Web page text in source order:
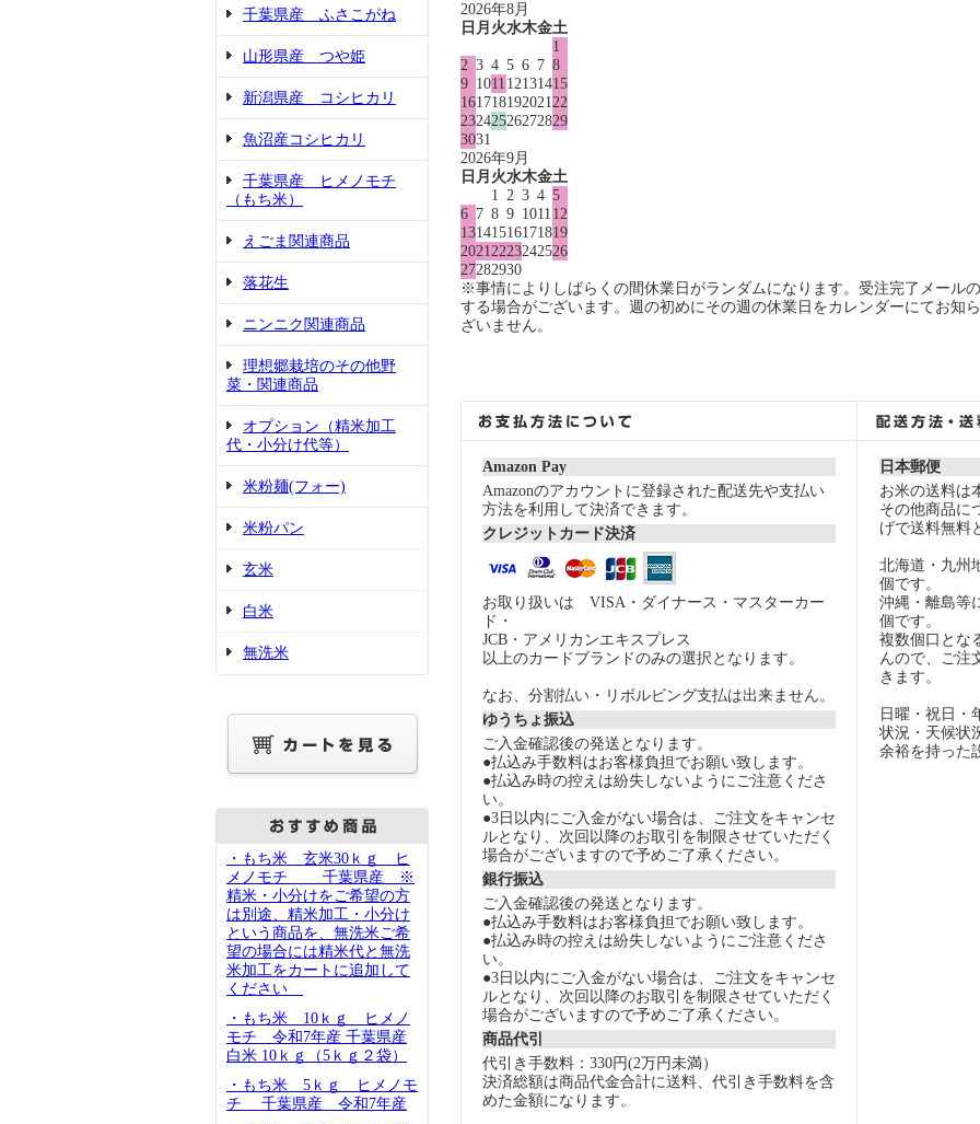
千葉県産 ふさこがね
山形県産 つや姫
新潟県産 コシヒカリ
魚沼産コシヒカリ
千葉県産 ヒメノモチ
（もち米）
えごま関連商品
落花生
ニンニク関連商品
理想郷栽培のその他野
菜・関連商品
オプション（精米加工
代・小分け代等）
米粉麺(フォー)
米粉パン
玄米
白米
無洗米
・もち米 玄米30ｋｇ ヒ
メノモチ 千葉県産 ※
精米・小分けをご希望の方
は別途、精米加工・小分け
という商品を、無洗米ご希
望の場合には精米代と無洗
米加工をカートに追加して
ください
・もち米 10ｋｇ ヒメノ
モチ 令和7年産 千葉県産
白米 10ｋｇ（5ｋｇ２袋）
・もち米 5ｋｇ ヒメノモ
チ 千葉県産 令和7年産
2026年8月
日 月 火水木金土
1
2 3 4 5 6 7 8
9 1011 12131415
16171819202122
23242526272829
3031
2026年9月
日 月 火水木金土
1 2 3 4 5
6 7 8 9 1011 12
13141516171819
20212223242526
27282930
※事情によりしばらくの間休業日がランダムになります。受注完了メール
する場合がございます。週の初めにその週の休業日をカレンダーにてお知
ざいません。
Amazon Pay
Amazonのアカウントに登録された配送先や支払い
方法を利用して決済できます。
クレジットカード決済
お取り扱いは VISA・ダイナース・マスターカー
ド・
JCB・アメリカンエキスプレス
以上のカードブランドのみの選択となります。
なお、分割払い・リボルビング支払は出来ません。
ゆうちょ振込
ご入金確認後の発送となります。
●払込み手数料はお客様負担でお願い致します。
●払込み時の控えは紛失しないようにご注意くださ
い。
●3日以内にご入金がない場合は、ご注文をキャンセ
ルとなり、次回以降のお取引を制限させていただく
場合がございますので予めご了承ください。
銀行振込
ご入金確認後の発送となります。
●払込み手数料はお客様負担でお願い致します。
●払込み時の控えは紛失しないようにご注意くださ
い。
●3日以内にご入金がない場合は、ご注文をキャンセ
ルとなり、次回以降のお取引を制限させていただく
場合がございますので予めご了承ください。
商品代引
代引き手数料：330円(2万円未満）
決済総額は商品代金合計に送料、代引き手数料を含
めた金額になります。
日本郵便
お米の送料は
その他商品に
げで送料無料
北海道・九州
個です。
沖縄・離島等
個です。
複数個口とな
んので、ご注
きます。
日曜・祝日・
状況・天候状
余裕を持った